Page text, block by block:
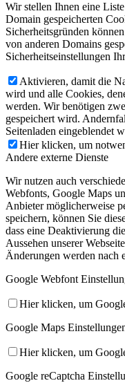
Wir stellen Ihnen eine
Domain gespeicherten
Sicherheitsgründen
von anderen Domains
Sicherheitseinstellungen
Aktivieren, damit die
wird und alle Cookies,
werden. Wir benötigen
gespeichert wird.
Seitenladen eingeblendet
Hier klicken, um
Andere externe Dienste
Wir nutzen auch
Webfonts, Google Maps
Anbieter möglicherweise
speichern, können Sie
dass eine Deaktivierung
Aussehen unserer
Änderungen werden nach
Google Webfont
Hier klicken, um
Google Maps
Hier klicken, um
Google reCaptcha